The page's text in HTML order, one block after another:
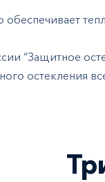
“Защитное
остекления